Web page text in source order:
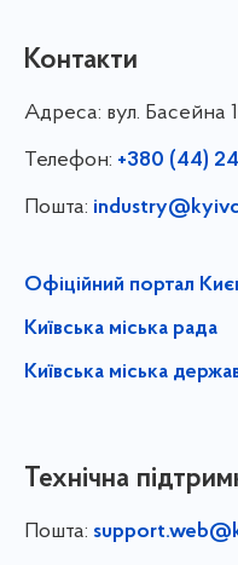
Контакти
Адреса: вул. Басейна
Телефон: +380 (44)
Пошта:
Офіційний портал
Київська міська рада
Київська міська
Технічна
Пошта: